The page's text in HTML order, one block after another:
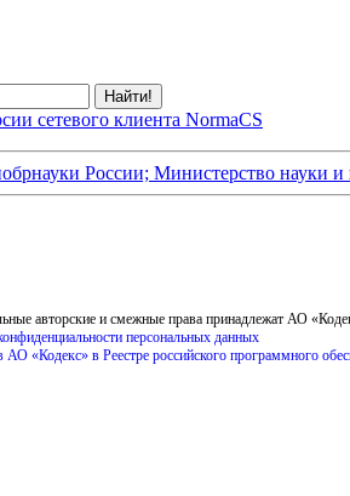
сетевого клиента NormaCS
России; Министерство науки
авторские и смежные права принадлежат АО
персональных данных
АО «Кодекс» в Реестре российского программного